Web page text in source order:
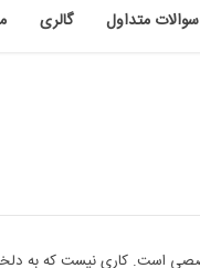
سوالات متداول گالری